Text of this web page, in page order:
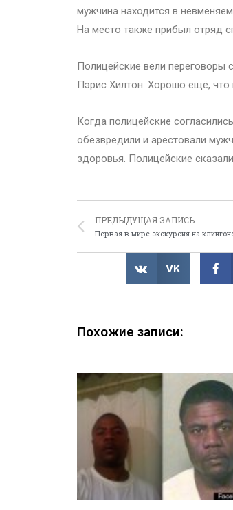
мужчина находится в
На место также прибыл отряд
Полицейские вели переговоры
Пэрис Хилтон. Хорошо ещё, что
Когда полицейские
обезвредили и арестовали
здоровья. Полицейские
ПРЕДЫДУЩАЯ ЗАПИСЬ
Первая в мире экскурсия на
VK
Похожие записи: